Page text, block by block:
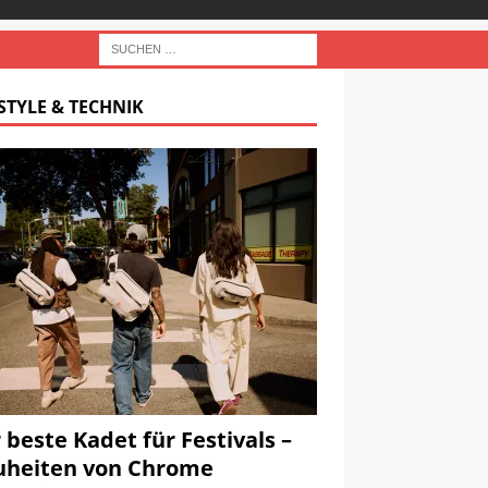
& TECHNIK
beste Kadet für Festivals –
von Chrome